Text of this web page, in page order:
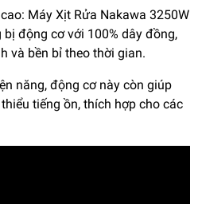
Máy Xịt Rửa Nakawa 3250W
động cơ với 100% dây đồng,
và bền bỉ theo thời gian.
năng, động cơ này còn giúp
tiếng ồn, thích hợp cho các